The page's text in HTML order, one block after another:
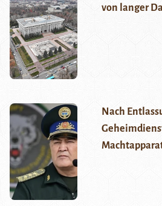
von langer
Nach